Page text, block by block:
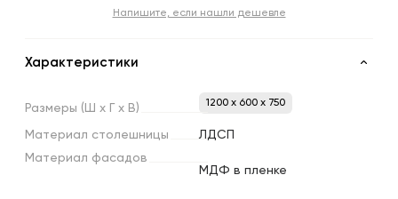
Напишите, если нашли дешевле
Характеристики
Размеры (Ш х х В) 1200 x 600 x 750
Материал столешницы
ЛДСП
Материал фасадов
МДФ в пленке